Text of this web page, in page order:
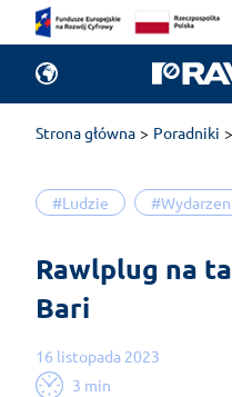
Strona główna Poradniki
#Ludzie
Rawlplug na
Bari
16 listopada 2023
3 min